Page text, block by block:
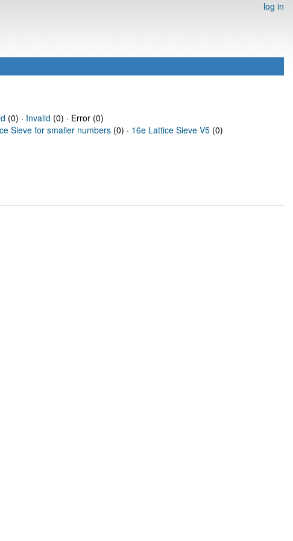
log in
(0) · Invalid (0) · Error (0)
Sieve for smaller numbers (0) · 16e Lattice Sieve V5 (0)